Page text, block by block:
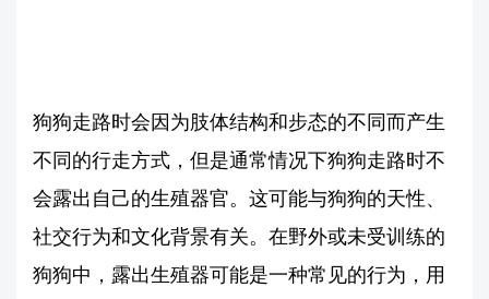
狗狗走路时会因为肢体结构和步态的不同而产生
不同的行走方式，但是通常情况下狗狗走路时不
会露出自己的生殖器官。这可能与狗狗的天性、
社交行为和文化背景有关。在野外或未受训练的
狗狗中，露出生殖器可能是一种常见的行为，用